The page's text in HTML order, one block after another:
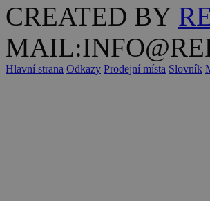
CREATED BY
Hlavní strana Odkazy Prodejní místa Slovník